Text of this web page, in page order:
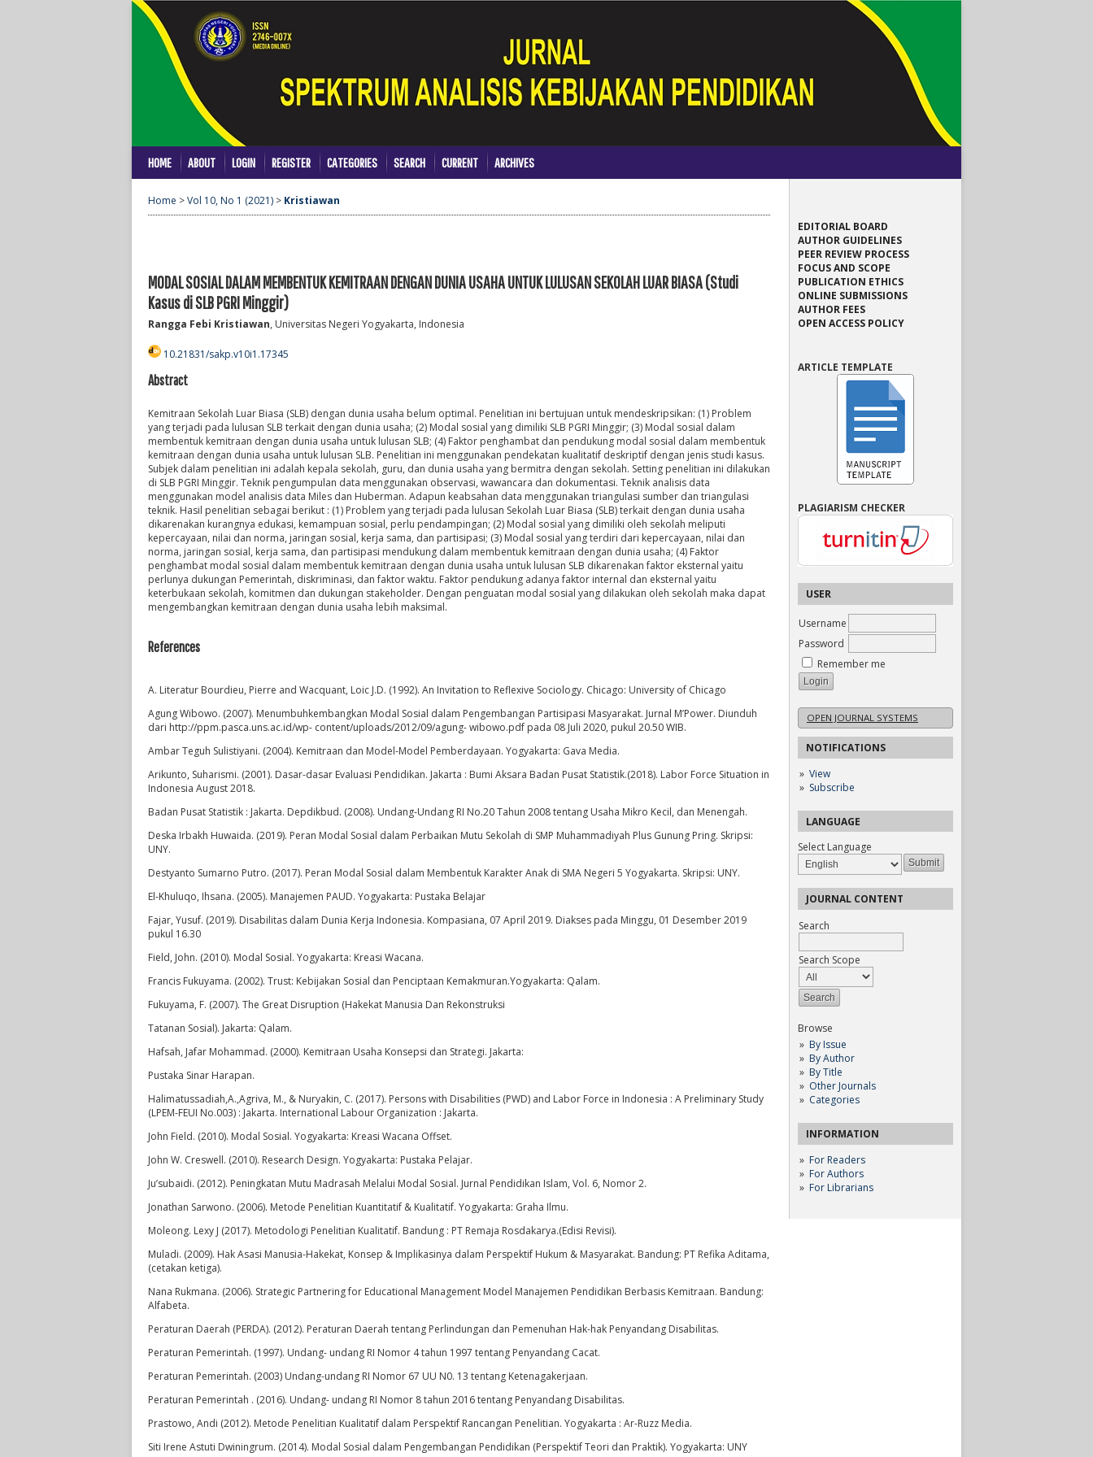
EDITORIAL BOARD
AUTHOR GUIDELINES
PEER REVIEW PROCESS
FOCUS AND SCOPE
PUBLICATION ETHICS
ONLINE SUBMISSIONS
AUTHOR FEES
OPEN ACCESS POLICY
ARTICLE TEMPLATE
PLAGIARISM CHECKER
USER
Username
Password
Remember me
OPEN JOURNAL SYSTEMS
NOTIFICATIONS
View
Subscribe
LANGUAGE
Select Language
JOURNAL CONTENT
Search
Search Scope
Browse
By Issue
By Author
By Title
Other Journals
Categories
INFORMATION
For Readers
For Authors
For Librarians
HOME ABOUT LOGIN REGISTER CATEGORIES SEARCH CURRENT ARCHIVES
Home >Vol 10, No 1 (2021) > Kristiawan
MODAL SOSIAL DALAM MEMBENTUK KEMITRAAN DENGAN DUNIA USAHA UNTUK LULUSAN SEKOLAH LUAR BIASA (Studi
Kasus di SLB PGRI Minggir)
Rangga Febi Kristiawan, Universitas Negeri Yogyakarta, Indonesia
10.21831/sakp.v10i1.17345
Abstract
Kemitraan Sekolah Luar Biasa (SLB) dengan dunia usaha belum optimal. Penelitian ini bertujuan untuk mendeskripsikan: (1) Problem
yang terjadi pada lulusan SLB terkait dengan dunia usaha; (2) Modal sosial yang dimiliki SLB PGRI Minggir; (3) Modal sosial dalam
membentuk kemitraan dengan dunia usaha untuk lulusan SLB; (4) Faktor penghambat dan pendukung modal sosial dalam membentuk
kemitraan dengan dunia usaha untuk lulusan SLB. Penelitian ini menggunakan pendekatan kualitatif deskriptif dengan jenis studi kasus.
Subjek dalam penelitian ini adalah kepala sekolah, guru, dan dunia usaha yang bermitra dengan sekolah. Setting penelitian ini dilakukan
di SLB PGRI Minggir. Teknik pengumpulan data menggunakan observasi, wawancara dan dokumentasi. Teknik analisis data
menggunakan model analisis data Miles dan Huberman. Adapun keabsahan data menggunakan triangulasi sumber dan triangulasi
teknik. Hasil penelitian sebagai berikut : (1) Problem yang terjadi pada lulusan Sekolah Luar Biasa (SLB) terkait dengan dunia usaha
dikarenakan kurangnya edukasi, kemampuan sosial, perlu pendampingan; (2) Modal sosial yang dimiliki oleh sekolah meliputi
kepercayaan, nilai dan norma, jaringan sosial, kerja sama, dan partisipasi; (3) Modal sosial yang terdiri dari kepercayaan, nilai dan
norma, jaringan sosial, kerja sama, dan partisipasi mendukung dalam membentuk kemitraan dengan dunia usaha; (4) Faktor
penghambat modal sosial dalam membentuk kemitraan dengan dunia usaha untuk lulusan SLB dikarenakan faktor eksternal yaitu
perlunya dukungan Pemerintah, diskriminasi, dan faktor waktu. Faktor pendukung adanya faktor internal dan eksternal yaitu
keterbukaan sekolah, komitmen dan dukungan stakeholder. Dengan penguatan modal sosial yang dilakukan oleh sekolah maka dapat
mengembangkan kemitraan dengan dunia usaha lebih maksimal.
References
A. Literatur Bourdieu, Pierre and Wacquant, Loic J.D. (1992). An Invitation to Reflexive Sociology. Chicago: University of Chicago
Agung Wibowo. (2007). Menumbuhkembangkan Modal Sosial dalam Pengembangan Partisipasi Masyarakat. Jurnal M’Power. Diunduh
dari http://ppm.pasca.uns.ac.id/wp- content/uploads/2012/09/agung- wibowo.pdf pada 08 Juli 2020, pukul 20.50 WIB.
Ambar Teguh Sulistiyani. (2004). Kemitraan dan Model-Model Pemberdayaan. Yogyakarta: Gava Media.
Arikunto, Suharismi. (2001). Dasar-dasar Evaluasi Pendidikan. Jakarta : Bumi Aksara Badan Pusat Statistik.(2018). Labor Force Situation in
Indonesia August 2018.
Badan Pusat Statistik : Jakarta. Depdikbud. (2008). Undang-Undang RI No.20 Tahun 2008 tentang Usaha Mikro Kecil, dan Menengah.
Deska Irbakh Huwaida. (2019). Peran Modal Sosial dalam Perbaikan Mutu Sekolah di SMP Muhammadiyah Plus Gunung Pring. Skripsi:
UNY.
Destyanto Sumarno Putro. (2017). Peran Modal Sosial dalam Membentuk Karakter Anak di SMA Negeri 5 Yogyakarta. Skripsi: UNY.
El-Khuluqo, Ihsana. (2005). Manajemen PAUD. Yogyakarta: Pustaka Belajar
Fajar, Yusuf. (2019). Disabilitas dalam Dunia Kerja Indonesia. Kompasiana, 07 April 2019. Diakses pada Minggu, 01 Desember 2019
pukul 16.30
Field, John. (2010). Modal Sosial. Yogyakarta: Kreasi Wacana.
Francis Fukuyama. (2002). Trust: Kebijakan Sosial dan Penciptaan Kemakmuran.Yogyakarta: Qalam.
Fukuyama, F. (2007). The Great Disruption (Hakekat Manusia Dan Rekonstruksi
Tatanan Sosial). Jakarta: Qalam.
Hafsah, Jafar Mohammad. (2000). Kemitraan Usaha Konsepsi dan Strategi. Jakarta:
Pustaka Sinar Harapan.
Halimatussadiah,A.,Agriva, M., & Nuryakin, C. (2017). Persons with Disabilities (PWD) and Labor Force in Indonesia : A Preliminary Study
(LPEM-FEUI No.003) : Jakarta. International Labour Organization : Jakarta.
John Field. (2010). Modal Sosial. Yogyakarta: Kreasi Wacana Offset.
John W. Creswell. (2010). Research Design. Yogyakarta: Pustaka Pelajar.
Ju’subaidi. (2012). Peningkatan Mutu Madrasah Melalui Modal Sosial. Jurnal Pendidikan Islam, Vol. 6, Nomor 2.
Jonathan Sarwono. (2006). Metode Penelitian Kuantitatif & Kualitatif. Yogyakarta: Graha Ilmu.
Moleong. Lexy J (2017). Metodologi Penelitian Kualitatif. Bandung : PT Remaja Rosdakarya.(Edisi Revisi).
Muladi. (2009). Hak Asasi Manusia-Hakekat, Konsep & Implikasinya dalam Perspektif Hukum & Masyarakat. Bandung: PT Refika Aditama,
(cetakan ketiga).
Nana Rukmana. (2006). Strategic Partnering for Educational Management Model Manajemen Pendidikan Berbasis Kemitraan. Bandung:
Alfabeta.
Peraturan Daerah (PERDA). (2012). Peraturan Daerah tentang Perlindungan dan Pemenuhan Hak-hak Penyandang Disabilitas.
Peraturan Pemerintah. (1997). Undang- undang RI Nomor 4 tahun 1997 tentang Penyandang Cacat.
Peraturan Pemerintah. (2003) Undang-undang RI Nomor 67 UU N0. 13 tentang Ketenagakerjaan.
Peraturan Pemerintah . (2016). Undang- undang RI Nomor 8 tahun 2016 tentang Penyandang Disabilitas.
Prastowo, Andi (2012). Metode Penelitian Kualitatif dalam Perspektif Rancangan Penelitian. Yogyakarta : Ar-Ruzz Media.
Siti Irene Astuti Dwiningrum. (2014). Modal Sosial dalam Pengembangan Pendidikan (Perspektif Teori dan Praktik). Yogyakarta: UNY